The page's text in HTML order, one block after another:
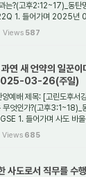
는?(고후2:12~17)_동탄
1. 들어가며 2025년
Views 587
연 새 언약의 일꾼이
03-26(주일)
배 제목: [고린도후서
무엇인가?(고후3:1~18)_
1. 들어가며 사도 바울
Views 685
사도로서 직무를 수